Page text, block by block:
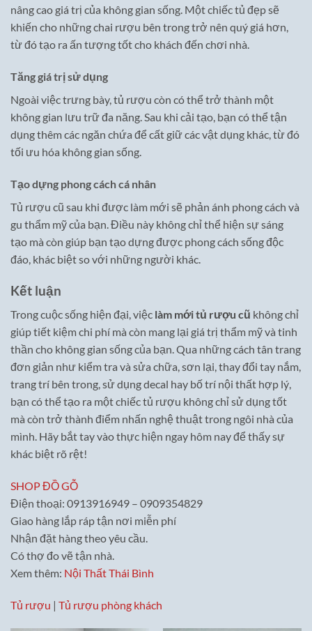
nâng cao giá trị của không gian sống. Một chiếc tủ đẹp sẽ
khiến cho những chai rượu bên trong trở nên quý giá hơn,
từ đó tạo ra ấn tượng tốt cho khách đến chơi nhà.
Tăng giá trị sử dụng
Ngoài việc trưng bày, tủ rượu còn có thể trở thành một
không gian lưu trữ đa năng. Sau khi cải tạo, bạn có thể tận
dụng thêm các ngăn chứa để cất giữ các vật dụng khác, từ đó
tối ưu hóa không gian sống.
Tạo dựng phong cách cá nhân
Tủ rượu cũ sau khi được làm mới sẽ phản ánh phong cách và
gu thẩm mỹ của bạn. Điều này không chỉ thể hiện sự sáng
tạo mà còn giúp bạn tạo dựng được phong cách sống độc
đáo, khác biệt so với những người khác.
Kết luận
Trong cuộc sống hiện đại, việc làm mới tủ rượu cũ không chỉ
giúp tiết kiệm chi phí mà còn mang lại giá trị thẩm mỹ và tinh
thần cho không gian sống của bạn. Qua những cách tân trang
đơn giản như kiểm tra và sửa chữa, sơn lại, thay đổi tay nắm,
trang trí bên trong, sử dụng decal hay bố trí nội thất hợp lý,
bạn có thể tạo ra một chiếc tủ rượu không chỉ sử dụng tốt
mà còn trở thành điểm nhấn nghệ thuật trong ngôi nhà của
mình. Hãy bắt tay vào thực hiện ngay hôm nay để thấy sự
khác biệt rõ rệt!
SHOP ĐỒ GỖ
Điện thoại: 0913916949 – 0909354829
Giao hàng lắp ráp tận nơi miễn phí
Nhận đặt hàng theo yêu cầu.
Có thợ đo vẽ tận nhà.
Xem thêm: Nội Thất Thái Bình
Tủ rượu | Tủ rượu phòng khách